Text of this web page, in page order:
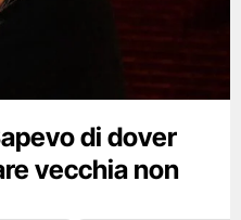
di dover
vecchia non